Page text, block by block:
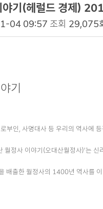
야기(헤럴드 경제)
04 09:57 조회 29,075
기
부인, 사명대사 등 우리의 역사에
월정사 이야기(오대산월정사)’는
배출한 월정사의 1400년 역사를